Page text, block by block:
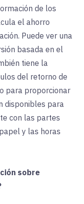
de los
el ahorro
Puede ver una
basada en el
tiene la
del retorno de
para proporcionar
disponibles para
con las partes
y las horas
sobre